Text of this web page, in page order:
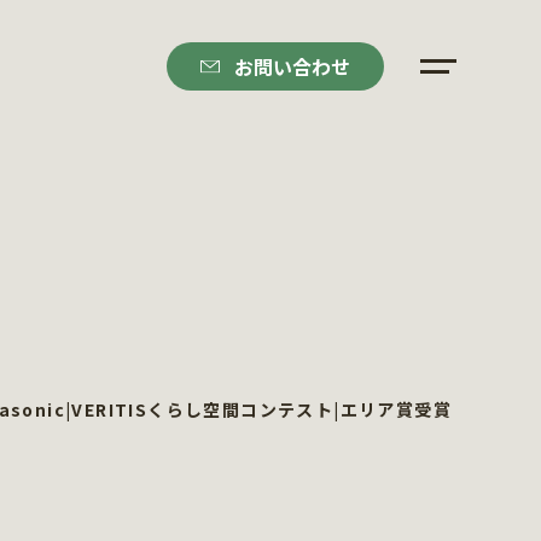
お問い合わせ
くらし空間コンテスト|エリア賞受賞